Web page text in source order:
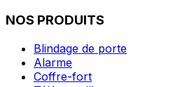
NOS PRODUITS
Blindage de porte
Alarme
Coffre-fort